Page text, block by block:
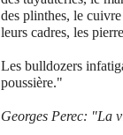
des plinthes, le
leurs cadres, les
Les bulldozers
poussière."
Georges Perec: "La